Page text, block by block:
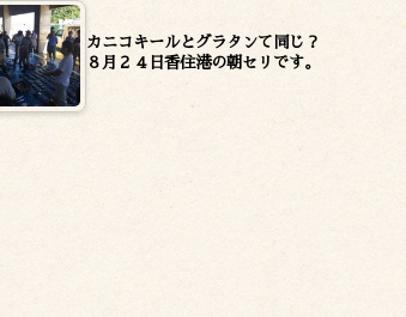
カニコキールとグラタンて同じ？
８月２４日香住港の朝セリです。